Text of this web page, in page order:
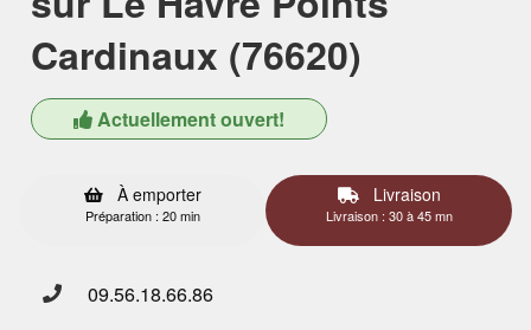
Cardinaux (76620)
Actuellement ouvert!
À emporter
Préparation : 20 min
Livraison
Livraison : 30 à 45 mn
09.56.18.66.86